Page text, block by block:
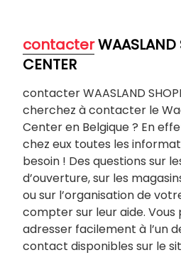
contacterWAASLAND
CENTER
contacter WAASLAND
cherchez à contacter le
Center en Belgique ? En
chez eux toutes les
besoin ! Des questions sur
d’ouverture, sur les
ou sur l’organisation de
compter sur leur aide. Vous
adresser facilement à l’un
contact disponibles sur le